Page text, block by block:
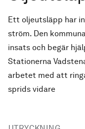
Ett oljeutsläpp har
ström. Den
insats och begär
Stationerna
arbetet med att
sprids vidare